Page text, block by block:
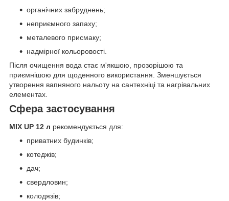
органічних забруднень;
неприємного запаху;
металевого присмаку;
надмірної кольоровості.
Після очищення вода стає м'якшою, прозорішою та
приємнішою для щоденного використання. Зменшується
утворення вапняного нальоту на сантехніці та нагрівальних
елементах.
Сфера застосування
MIX UP 12 л рекомендується для:
приватних будинків;
котеджів;
дач;
свердловин;
колодязів;